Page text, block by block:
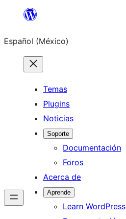
Saltar
contenido
Español (México)
Temas
Plugins
Noticias
Soporte
Documentación
Foros
Acerca de
Aprende
Learn WordPress